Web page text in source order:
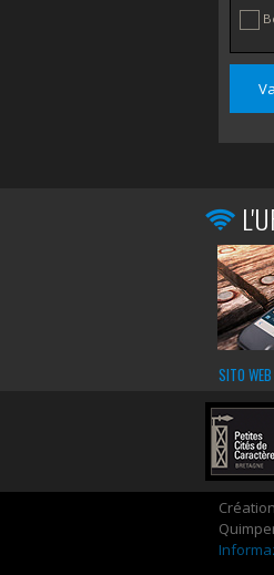
SITO WEB